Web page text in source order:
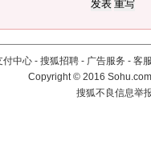
付中心 - 搜狐招聘 - 广告服务 - 客
Copyright©2016
搜狐不良信息举